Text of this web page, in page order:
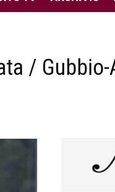
/